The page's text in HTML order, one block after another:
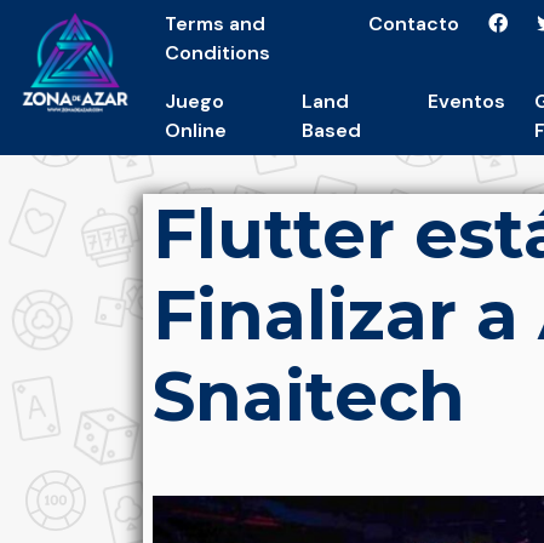
Terms and
Conditions
Contacto
Juego
Online
Land
Based
Eventos
Flutter
Finalizar
Snaitech